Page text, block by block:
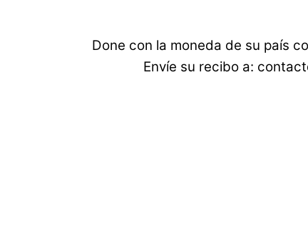
Done con la moneda de su país
Envíe su recibo a: